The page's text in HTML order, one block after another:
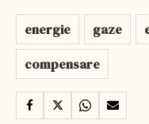
energie gaze
compensare